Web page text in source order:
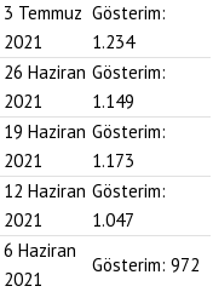
3 Temmuz
2021
Gösterim:
1.234
26 Haziran
2021
Gösterim:
1.149
19 Haziran
2021
Gösterim:
1.173
12 Haziran
2021
Gösterim:
1.047
6 Haziran
2021
Gösterim: 972